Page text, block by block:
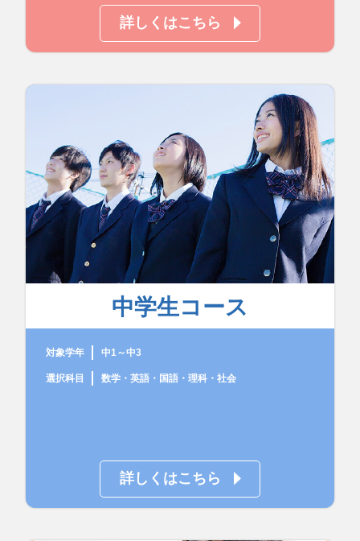
詳しくはこちら
中学生コース
対象学年 中1～中3
選択科目 数学・英語・国語・理科・社会
詳しくはこちら